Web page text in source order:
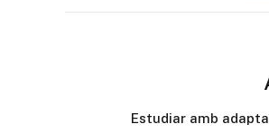
Estudiar amb